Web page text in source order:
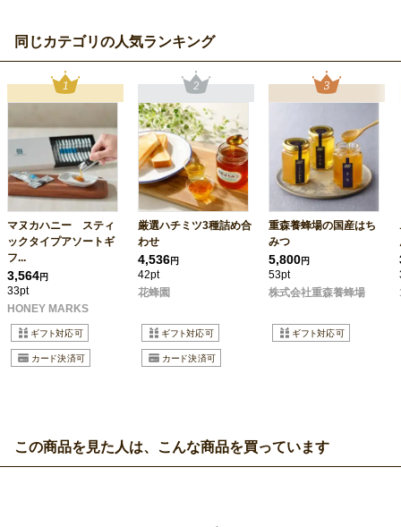
同じカテゴリの人気ランキング
マヌカハニー スティ
ックタイプアソートギ
フ...
3,564円
33pt
HONEY MARKS
厳選ハチミツ3種詰め合
わせ
4,536円
42pt
花蜂園
重森養蜂場の国産はち
みつ
5,800円
53pt
株式会社重森養蜂場
この商品を見た人は、こんな商品を買っています